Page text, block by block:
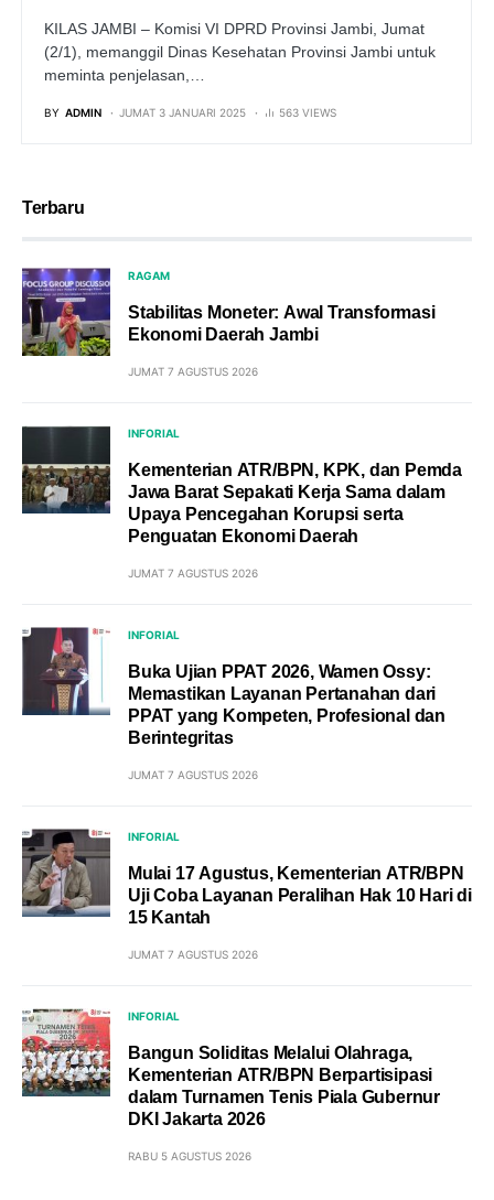
KILAS JAMBI – Komisi VI DPRD Provinsi Jambi, Jumat
(2/1), memanggil Dinas Kesehatan Provinsi Jambi untuk
meminta penjelasan,…
BY ADMIN JUMAT 3 JANUARI 2025 563 VIEWS
Terbaru
RAGAM
Stabilitas Moneter: Awal Transformasi
Ekonomi Daerah Jambi
JUMAT 7 AGUSTUS 2026
INFORIAL
Kementerian ATR/BPN, KPK, dan Pemda
Jawa Barat Sepakati Kerja Sama dalam
Upaya Pencegahan Korupsi serta
Penguatan Ekonomi Daerah
JUMAT 7 AGUSTUS 2026
INFORIAL
Buka Ujian PPAT 2026, Wamen Ossy:
Memastikan Layanan Pertanahan dari
PPAT yang Kompeten, Profesional dan
Berintegritas
JUMAT 7 AGUSTUS 2026
INFORIAL
Mulai 17 Agustus, Kementerian ATR/BPN
Uji Coba Layanan Peralihan Hak 10 Hari di
15 Kantah
JUMAT 7 AGUSTUS 2026
INFORIAL
Bangun Soliditas Melalui Olahraga,
Kementerian ATR/BPN Berpartisipasi
dalam Turnamen Tenis Piala Gubernur
DKI Jakarta 2026
RABU 5 AGUSTUS 2026